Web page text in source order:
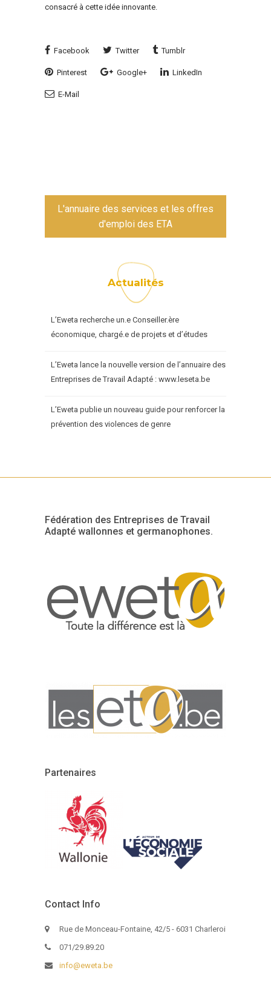
consacré à cette idée innovante.
Facebook Twitter Tumblr
Pinterest Google+ LinkedIn
E-Mail
L'annuaire des services et les offres
d'emploi des ETA
Actualités
L’Eweta recherche un.e Conseiller.ère
économique, chargé.e de projets et d’études
L’Eweta lance la nouvelle version de l’annuaire des
Entreprises de Travail Adapté : www.leseta.be
L’Eweta publie un nouveau guide pour renforcer la
prévention des violences de genre
Fédération des Entreprises de Travail
Adapté wallonnes et germanophones.
Partenaires
Contact Info
Rue de Monceau-Fontaine, 42/5 - 6031 Charleroi
071/29.89.20
info@eweta.be